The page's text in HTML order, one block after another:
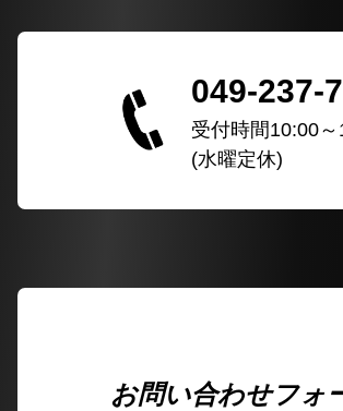
049-237-
受付時間10:00～
(水曜定休)
お問い合わせフォ